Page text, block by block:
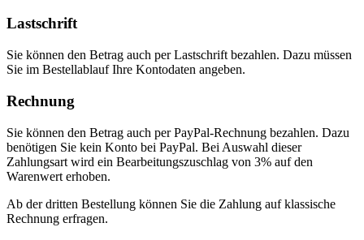
Lastschrift
Sie können den Betrag auch per Lastschrift bezahlen. Dazu müssen
Sie im Bestellablauf Ihre Kontodaten angeben.
Rechnung
Sie können den Betrag auch per PayPal-Rechnung bezahlen. Dazu
benötigen Sie kein Konto bei PayPal. Bei Auswahl dieser
Zahlungsart wird ein Bearbeitungszuschlag von 3% auf den
Warenwert erhoben.
Ab der dritten Bestellung können Sie die Zahlung auf klassische
Rechnung erfragen.